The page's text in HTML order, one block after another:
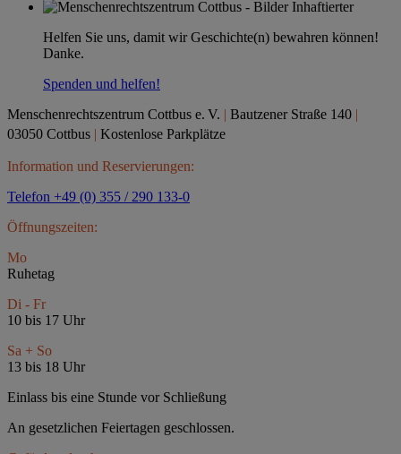
Helfen Sie uns, damit wir Geschichte(n) bewahren können!
Danke.
Spenden und helfen!
Menschenrechtszentrum Cottbus e. V. | Bautzener Straße 140 |
03050 Cottbus | Kostenlose Parkplätze
Information und Reservierungen:
Telefon +49 (0) 355 / 290 133-0
Öffnungszeiten:
Mo
Ruhetag
Di - Fr
10 bis 17 Uhr
Sa + So
13 bis 18 Uhr
Einlass bis eine Stunde vor Schließung
An gesetzlichen Feiertagen geschlossen.